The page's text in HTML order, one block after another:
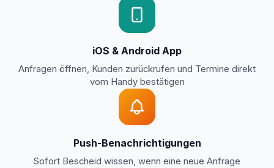
iOS & Android App
Anfragen öffnen, Kunden zurückrufen und Termine direkt
vom Handy bestätigen
Push-Benachrichtigungen
Sofort Bescheid wissen, wenn eine neue Anfrage